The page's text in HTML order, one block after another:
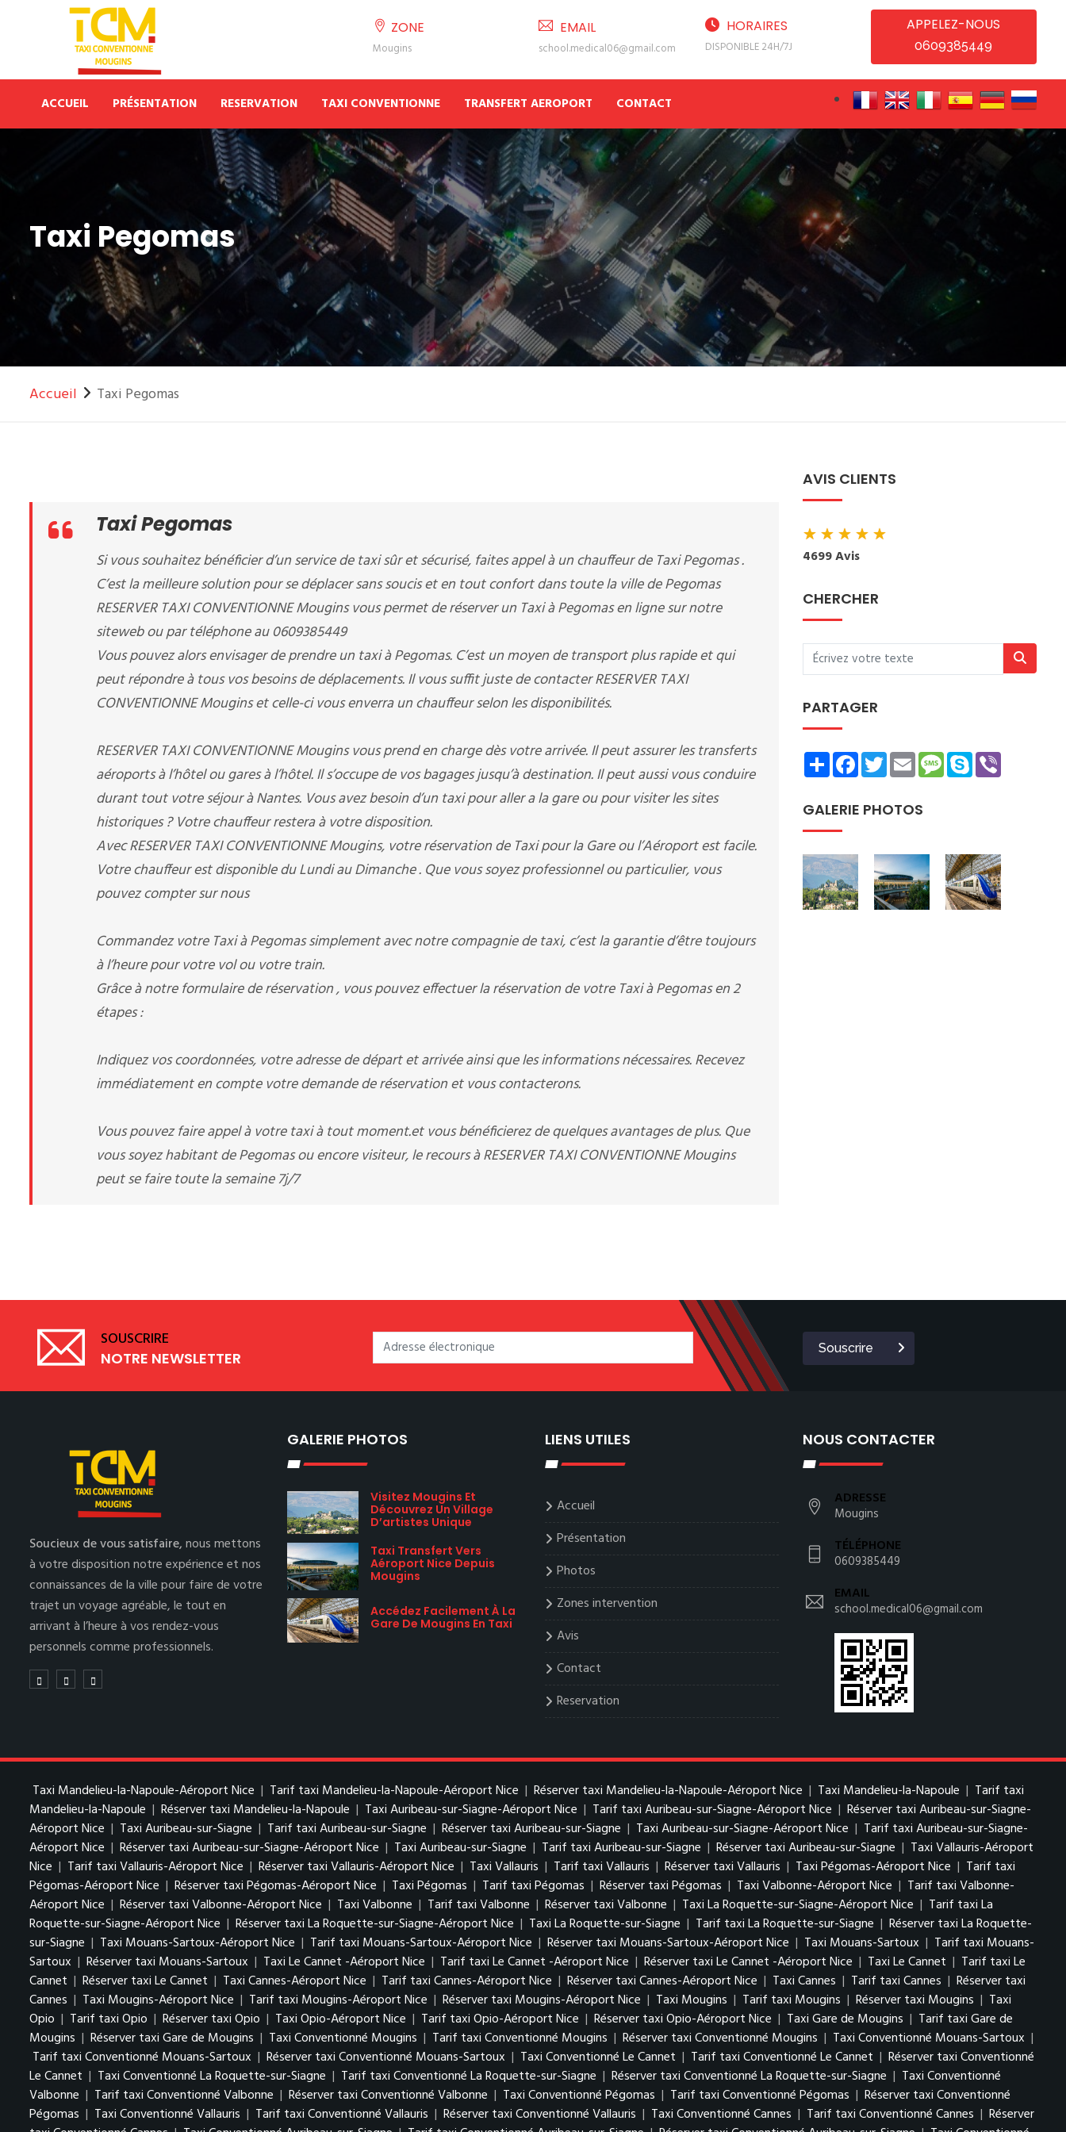
ZONE
Mougins
EMAIL
school.medical06@gmail.com
HORAIRES
DISPONIBLE 24H/7J
APPELEZ-NOUS
0609385449
ACCUEIL PRÉSENTATION RESERVATION TAXI CONVENTIONNE TRANSFERT AEROPORT CONTACT
Taxi Pegomas
Accueil Taxi Pegomas
Taxi Pegomas
Si vous souhaitez bénéficier d’un service de taxi sûr et sécurisé, faites appel à un chauffeur de Taxi Pegomas .
C’est la meilleure solution pour se déplacer sans soucis et en tout confort dans toute la ville de Pegomas
RESERVER TAXI CONVENTIONNE Mougins vous permet de réserver un Taxi à Pegomas en ligne sur notre
siteweb ou par téléphone au 0609385449
Vous pouvez alors envisager de prendre un taxi à Pegomas. C’est un moyen de transport plus rapide et qui
peut répondre à tous vos besoins de déplacements. Il vous suffit juste de contacter RESERVER TAXI
CONVENTIONNE Mougins et celle-ci vous enverra un chauffeur selon les disponibilités.
RESERVER TAXI CONVENTIONNE Mougins vous prend en charge dès votre arrivée. Il peut assurer les transferts
aéroports à l’hôtel ou gares à l’hôtel. Il s’occupe de vos bagages jusqu’à destination. Il peut aussi vous conduire
durant tout votre séjour à Nantes. Vous avez besoin d’un taxi pour aller a la gare ou pour visiter les sites
historiques ? Votre chauffeur restera à votre disposition.
Avec RESERVER TAXI CONVENTIONNE Mougins, votre réservation de Taxi pour la Gare ou l’Aéroport est facile.
Votre chauffeur est disponible du Lundi au Dimanche . Que vous soyez professionnel ou particulier, vous
pouvez compter sur nous
Commandez votre Taxi à Pegomas simplement avec notre compagnie de taxi, c’est la garantie d’être toujours
à l’heure pour votre vol ou votre train.
Grâce à notre formulaire de réservation , vous pouvez effectuer la réservation de votre Taxi à Pegomas en 2
étapes :
Indiquez vos coordonnées, votre adresse de départ et arrivée ainsi que les informations nécessaires. Recevez
immédiatement en compte votre demande de réservation et vous contacterons.
Vous pouvez faire appel à votre taxi à tout moment.et vous bénéficierez de quelques avantages de plus. Que
vous soyez habitant de Pegomas ou encore visiteur, le recours à RESERVER TAXI CONVENTIONNE Mougins
peut se faire toute la semaine 7j/7
AVIS CLIENTS
★★★★★
4699 Avis
CHERCHER
PARTAGER
ShareFacebookTwitterEmailMessage
Skype
GALERIE PHOTOS
SOUSCRIRE
NOTRE NEWSLETTER
Souscrire
Soucieux de vous satisfaire,nous mettons
à votre disposition notre expérience et nos
connaissances de la ville pour faire de votre
trajet un voyage agréable, le tout en
arrivant à l’heure à vos rendez-vous
personnels comme professionnels.
GALERIE PHOTOS
Visitez Mougins Et
Découvrez Un Village
D’artistes Unique
Taxi Transfert Vers
Aéroport Nice Depuis
Mougins
Accédez Facilement À La
Gare De Mougins En Taxi
LIENS UTILES
Accueil
Présentation
Photos
Zones intervention
Avis
Contact
Reservation
NOUS CONTACTER
ADRESSE
Mougins
TÉLÉPHONE
0609385449
EMAIL
school.medical06@gmail.com
Taxi Mandelieu-la-Napoule-Aéroport Nice | Tarif taxi Mandelieu-la-Napoule-Aéroport Nice | Réserver taxi Mandelieu-la-Napoule-Aéroport Nice | Taxi Mandelieu-la-Napoule | Tarif taxi
Mandelieu-la-Napoule | Réserver taxi Mandelieu-la-Napoule | Taxi Auribeau-sur-Siagne-Aéroport Nice | Tarif taxi Auribeau-sur-Siagne-Aéroport Nice | Réserver taxi Auribeau-sur-Siagne-
Aéroport Nice | Taxi Auribeau-sur-Siagne | Tarif taxi Auribeau-sur-Siagne | Réserver taxi Auribeau-sur-Siagne | Taxi Auribeau-sur-Siagne-Aéroport Nice | Tarif taxi Auribeau-sur-Siagne-
Aéroport Nice | Réserver taxi Auribeau-sur-Siagne-Aéroport Nice | Taxi Auribeau-sur-Siagne | Tarif taxi Auribeau-sur-Siagne | Réserver taxi Auribeau-sur-Siagne | Taxi Vallauris-Aéroport
Nice | Tarif taxi Vallauris-Aéroport Nice | Réserver taxi Vallauris-Aéroport Nice | Taxi Vallauris | Tarif taxi Vallauris | Réserver taxi Vallauris | Taxi Pégomas-Aéroport Nice | Tarif taxi
Pégomas-Aéroport Nice | Réserver taxi Pégomas-Aéroport Nice | Taxi Pégomas | Tarif taxi Pégomas | Réserver taxi Pégomas | Taxi Valbonne-Aéroport Nice | Tarif taxi Valbonne-
Aéroport Nice | Réserver taxi Valbonne-Aéroport Nice | Taxi Valbonne | Tarif taxi Valbonne | Réserver taxi Valbonne | Taxi La Roquette-sur-Siagne-Aéroport Nice | Tarif taxi La
Roquette-sur-Siagne-Aéroport Nice | Réserver taxi La Roquette-sur-Siagne-Aéroport Nice | Taxi La Roquette-sur-Siagne | Tarif taxi La Roquette-sur-Siagne | Réserver taxi La Roquette-
sur-Siagne | Taxi Mouans-Sartoux-Aéroport Nice | Tarif taxi Mouans-Sartoux-Aéroport Nice | Réserver taxi Mouans-Sartoux-Aéroport Nice | Taxi Mouans-Sartoux | Tarif taxi Mouans-
Sartoux | Réserver taxi Mouans-Sartoux | Taxi Le Cannet -Aéroport Nice | Tarif taxi Le Cannet -Aéroport Nice | Réserver taxi Le Cannet -Aéroport Nice | Taxi Le Cannet | Tarif taxi Le
Cannet | Réserver taxi Le Cannet | Taxi Cannes-Aéroport Nice | Tarif taxi Cannes-Aéroport Nice | Réserver taxi Cannes-Aéroport Nice | Taxi Cannes | Tarif taxi Cannes | Réserver taxi
Cannes | Taxi Mougins-Aéroport Nice | Tarif taxi Mougins-Aéroport Nice | Réserver taxi Mougins-Aéroport Nice | Taxi Mougins | Tarif taxi Mougins | Réserver taxi Mougins | Taxi
Opio | Tarif taxi Opio | Réserver taxi Opio | Taxi Opio-Aéroport Nice | Tarif taxi Opio-Aéroport Nice | Réserver taxi Opio-Aéroport Nice | Taxi Gare de Mougins | Tarif taxi Gare de
Mougins | Réserver taxi Gare de Mougins | Taxi Conventionné Mougins | Tarif taxi Conventionné Mougins | Réserver taxi Conventionné Mougins | Taxi Conventionné Mouans-Sartoux |
Tarif taxi Conventionné Mouans-Sartoux | Réserver taxi Conventionné Mouans-Sartoux | Taxi Conventionné Le Cannet | Tarif taxi Conventionné Le Cannet | Réserver taxi Conventionné
Le Cannet | Taxi Conventionné La Roquette-sur-Siagne | Tarif taxi Conventionné La Roquette-sur-Siagne | Réserver taxi Conventionné La Roquette-sur-Siagne | Taxi Conventionné
Valbonne | Tarif taxi Conventionné Valbonne | Réserver taxi Conventionné Valbonne | Taxi Conventionné Pégomas | Tarif taxi Conventionné Pégomas | Réserver taxi Conventionné
Pégomas | Taxi Conventionné Vallauris | Tarif taxi Conventionné Vallauris | Réserver taxi Conventionné Vallauris | Taxi Conventionné Cannes | Tarif taxi Conventionné Cannes | Réserver